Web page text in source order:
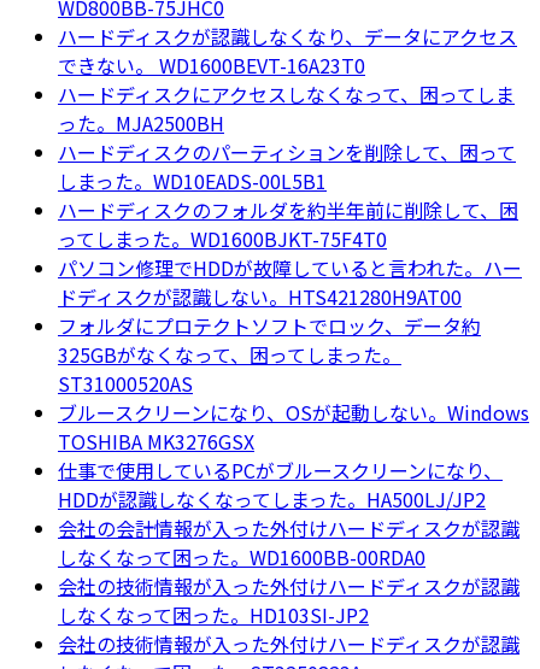
WD800BB-75JHC0
ハードディスクが認識しなくなり、データにアクセス
できない。 WD1600BEVT-16A23T0
ハードディスクにアクセスしなくなって、困ってしま
った。MJA2500BH
ハードディスクのパーティションを削除して、困って
しまった。WD10EADS-00L5B1
ハードディスクのフォルダを約半年前に削除して、困
ってしまった。WD1600BJKT-75F4T0
パソコン修理でHDDが故障していると言われた。ハー
ドディスクが認識しない。HTS421280H9AT00
フォルダにプロテクトソフトでロック、データ約
325GBがなくなって、困ってしまった。
ST31000520AS
ブルースクリーンになり、OSが起動しない。Windows
TOSHIBA MK3276GSX
仕事で使用しているPCがブルースクリーンになり、
HDDが認識しなくなってしまった。HA500LJ/JP2
会社の会計情報が入った外付けハードディスクが認識
しなくなって困った。WD1600BB-00RDA0
会社の技術情報が入った外付けハードディスクが認識
しなくなって困った。HD103SI-JP2
会社の技術情報が入った外付けハードディスクが認識